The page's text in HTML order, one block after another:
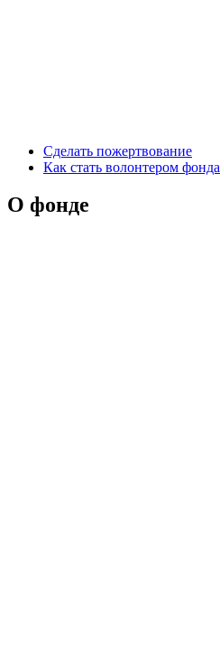
Сделать пожертвование
Как стать волонтером фонда
О фонде